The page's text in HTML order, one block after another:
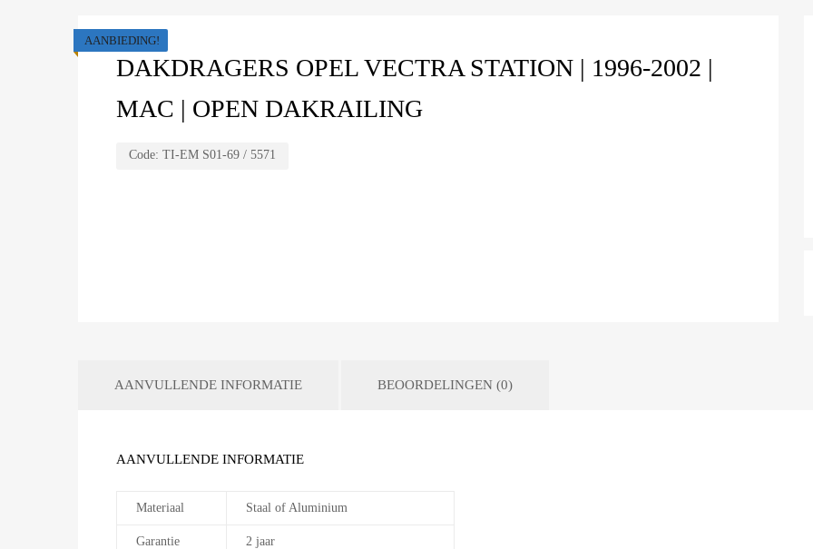
DAKDRAGERS OPEL VECTRA STATION | 1996-2002 |
MAC | OPEN DAKRAILING
Code: TI-EM S01-69 / 5571
AANBIEDING!
AANVULLENDE INFORMATIE BEOORDELINGEN (0)
AANVULLENDE INFORMATIE
Materiaal Staal of Aluminium
Garantie 2 jaar